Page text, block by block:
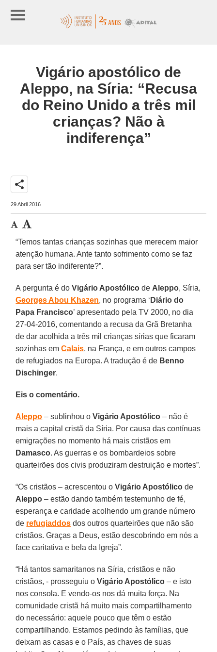
Vigário apostólico de
Aleppo, na Síria: “Recusa
do Reino Unido a três mil
crianças? Não à
indiferença”
share
29 Abril 2016
“Temos tantas crianças sozinhas que merecem maior
atenção humana. Ante tanto sofrimento como se faz
para ser tão indiferente?”.
A pergunta é doVigário Apostólico de Aleppo, Síria,
Georges Abou Khazen, no programa ‘ Diário do
Papa Francisco’ apresentado pela TV 2000, no dia
27-04-2016, comentando a recusa da Grã Bretanha
de dar acolhida a três mil crianças sírias que ficaram
sozinhas emCalais, na França, e em outros campos
de refugiados na Europa. A tradução é de Benno
Dischinger.
Eis o comentário.
Aleppo – sublinhou oVigário Apostólico – não é
mais a capital cristã da Síria. Por causa das contínuas
emigrações no momento há mais cristãos em
Damasco. As guerras e os bombardeios sobre
quarteirões dos civis produziram destruição e mortes”.
“Os cristãos – acrescentou oVigário Apostólico de
Aleppo – estão dando também testemunho de fé,
esperança e caridade acolhendo um grande número
de refugiaddos dos outros quarteirões que não são
cristãos. Graças a Deus, estão descobrindo em nós a
face caritativa e bela da Igreja”.
“Há tantos samaritanos na Síria, cristãos e não
cristãos, - prosseguiu oVigário Apostólico – e isto
nos consola. E vendo-os nos dá muita força. Na
comunidade cristã há muito mais compartilhamento
do necessário: aquele pouco que têm o estão
compartilhando. Estamos pedindo às famílias, que
deixam as casas e o País, as chaves de suas